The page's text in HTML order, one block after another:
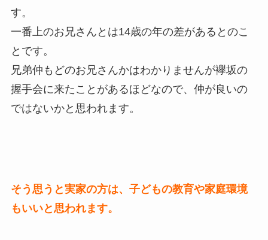
す。
一番上のお兄さんとは14歳の年の差があるとのこ
とです。
兄弟仲もどのお兄さんかはわかりませんが襷坂の
握手会に来たことがあるほどなので、仲が良いの
ではないかと思われます。
そう思うと実家の方は、子どもの教育や家庭環境
もいいと思われます。